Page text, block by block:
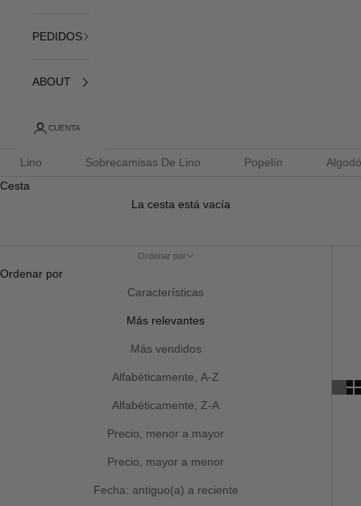
PEDIDOS
ABOUT
CUENTA
Lino Sobrecamisas De Lino Popelín
Cesta
La cesta está vacía
Ordenar por
Ordenar por
Características
Más relevantes
Más vendidos
Alfabéticamente, A-Z
Alfabéticamente, Z-A
Precio, menor a mayor
Precio, mayor a menor
Fecha: antiguo(a) a reciente